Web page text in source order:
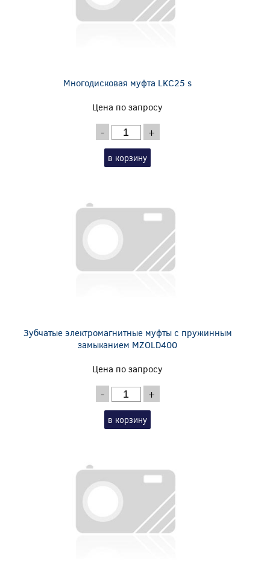
Многодисковая муфта LKC25 s
Цена по запросу
- +
в корзину
Зубчатые электромагнитные муфты с пружинным
замыканием MZOLD400
Цена по запросу
- +
в корзину